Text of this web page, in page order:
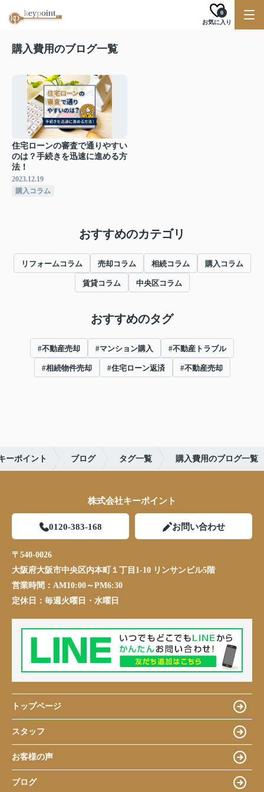
お気に入り
0
購入費用のブログ一覧
住宅ローンの審査で通りやすい
のは？手続きを迅速に進める方
法！
2023.12.19
購入コラム
おすすめのカテゴリ
リフォームコラム 売却コラム 相続コラム 購入コラム
賃貸コラム 中央区コラム
おすすめのタグ
#不動産売却 #マンション購入 #不動産トラブル
#相続物件売却 #住宅ローン返済 #不動産売却
ーポイント ブログ タグ一覧 購入費用のブログ一覧
株式会社キーポイント
0120-383-168 お問い合わせ
〒540-0026
大阪府大阪市中央区内本町１丁目1-10 リンサンビル5階
営業時間： AM10:00～PM6:30
定休日： 毎週火曜日・水曜日
トップページ
スタッフ
お客様の声
ブログ